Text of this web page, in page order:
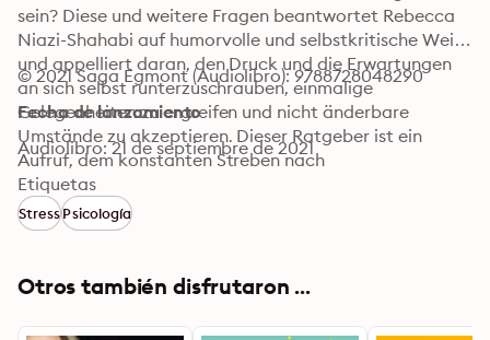
sein? Diese und weitere Fragen beantwortet Rebecca
Niazi-Shahabi auf humorvolle und selbstkritische Weise
und appelliert daran, den Druck und die Erwartungen
an sich selbst runterzuschrauben, einmalige
Gelegenheiten zu ergreifen und nicht änderbare
Umstände zu akzeptieren. Dieser Ratgeber ist ein
Aufruf, dem konstanten Streben nach
Selbstoptimierung endlich ein Ende zu bereiten.-
© 2021 Saga Egmont (Audiolibro): 9788728048290
Fecha de lanzamiento
Audiolibro: 21 de septiembre de 2021
Etiquetas
StressPsicología
Otros también disfrutaron ...